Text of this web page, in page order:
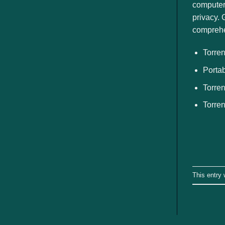
privacy.
This entry